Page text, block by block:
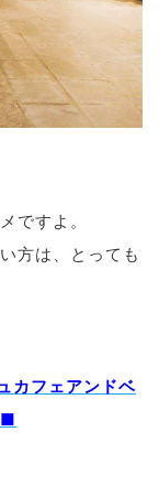
ですよ。
方は、とっても
カフェアンドベ
■